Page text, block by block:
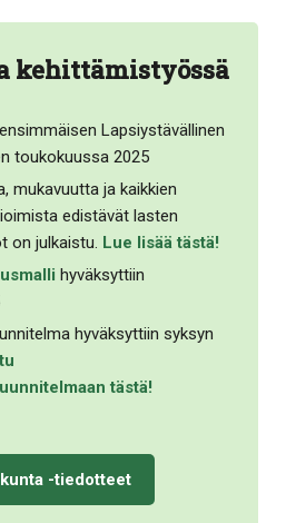
kehittämistyössä
Lapsiystävällinen
toukokuussa 2025
mukavuutta ja kaikkien
edistävät lasten
on julkaistu. Lue lisää tästä!
hyväksyttiin
hyväksyttiin syksyn
tästä!
-tiedotteet